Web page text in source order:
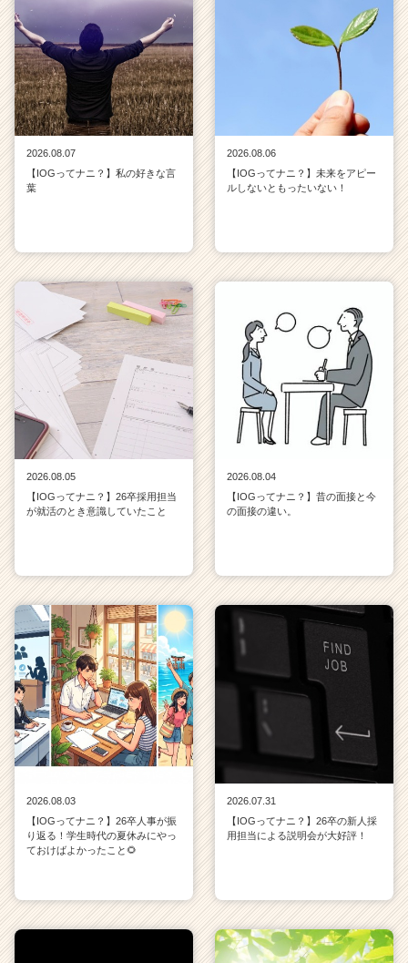
2026.08.07
【IOGってナニ？】私の好きな言
葉
2026.08.06
【IOGってナニ？】未来をアピー
ルしないともったいない！
2026.08.05
【IOGってナニ？】26卒採用担当
が就活のとき意識していたこと
2026.08.04
【IOGってナニ？】昔の面接と今
の面接の違い。
2026.08.03
【IOGってナニ？】26卒人事が振
り返る！学生時代の夏休みにやっ
ておけばよかったこと🌻
2026.07.31
【IOGってナニ？】26卒の新人採
用担当による説明会が大好評！